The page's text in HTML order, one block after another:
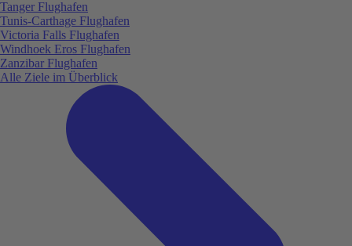
Tanger Flughafen
Tunis-Carthage Flughafen
Victoria Falls Flughafen
Windhoek Eros Flughafen
Zanzibar Flughafen
Alle Ziele im Überblick